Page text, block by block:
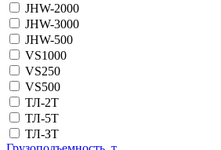
JHW-2000
JHW-3000
JHW-500
VS1000
VS250
VS500
ТЛ-2Т
ТЛ-5Т
ТЛ-ЗТ